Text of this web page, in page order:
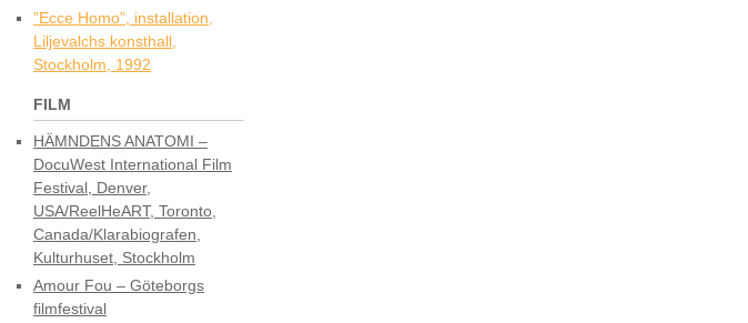
”Ecce Homo”, installation,
Liljevalchs konsthall,
Stockholm, 1992
FILM
HÄMNDENS ANATOMI –
DocuWest International Film
Festival, Denver,
USA/ReelHeART, Toronto,
Canada/Klarabiografen,
Kulturhuset, Stockholm
Amour Fou – Göteborgs
filmfestival